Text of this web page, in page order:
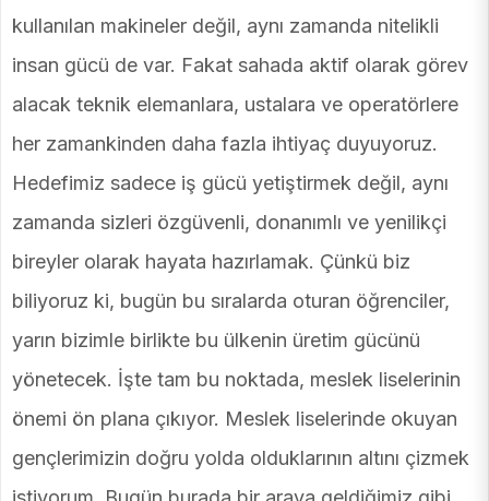
kullanılan makineler değil, aynı zamanda nitelikli
insan gücü de var. Fakat sahada aktif olarak görev
alacak teknik elemanlara, ustalara ve operatörlere
her zamankinden daha fazla ihtiyaç duyuyoruz.
Hedefimiz sadece iş gücü yetiştirmek değil, aynı
zamanda sizleri özgüvenli, donanımlı ve yenilikçi
bireyler olarak hayata hazırlamak. Çünkü biz
biliyoruz ki, bugün bu sıralarda oturan öğrenciler,
yarın bizimle birlikte bu ülkenin üretim gücünü
yönetecek. İşte tam bu noktada, meslek liselerinin
önemi ön plana çıkıyor. Meslek liselerinde okuyan
gençlerimizin doğru yolda olduklarının altını çizmek